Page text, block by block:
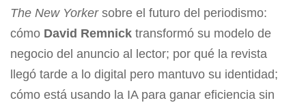
The New Yorkersobre el futuro del periodismo:
cómo David Remnick transformó su modelo de
negocio del anuncio al lector; por qué la revista
llegó tarde a lo digital pero mantuvo su identidad;
cómo está usando la IA para ganar eficiencia sin